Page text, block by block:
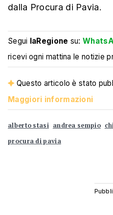
dalla Procura di Pavia.
Segui laRegione su:
ricevi ogni mattina le notizie
Questo articolo è stato
Maggiori informazioni
alberto stasi andrea sempio
procura di pavia